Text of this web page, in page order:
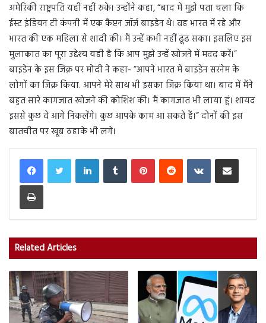
अमेरिकी राष्ट्रपति यहीं नहीं रुके। उन्होंने कहा, “बाद में मुझे पता चला कि
ईस्ट इंडियन टी कंपनी में एक कैप्टन जॉर्ज बाइडेन थे। वह भारत में रहे और
भारत की एक महिला से शादी की। मैं उन्हें कभी नहीं ढूंढ सका। इसलिए इस
मुलाकात का पूरा उद्देश्य यही है कि आप मुझे उन्हें खोजने में मदद करें।”
बाइडेन के इस जिक्र पर मोदी ने कहा- ”आपने भारत में बाइडेन सरनेम के
लोगों का जिक्र किया. आपने मेरे साथ भी इसका जिक्र किया था। बाद में मैंने
बहुत सारे कागजात खोजने की कोशिश की। मैं कागजात भी लाया हूं। शायद
इससे कुछ वे आगे निकलेंगे। कुछ आपके काम आ सकते हैं।” दोनों की इस
बातचीत पर खूब ठहाके भी लगे।
LinkedInTumblr PinterestReddit VKontakteShare via Email
Print
Related Articles